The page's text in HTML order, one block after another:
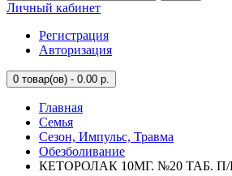
Личный кабинет
Регистрация
Авторизация
0 товар(ов) - 0.00 р.
Главная
Семья
Сезон, Импульс, Травма
Обезболивание
КЕТОРОЛАК 10МГ. №20 ТАБ.